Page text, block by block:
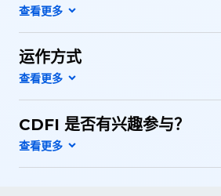
运作方式
CDFI 是否有兴趣参与？